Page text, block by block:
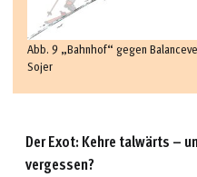
Abb. 9 „Bahnhof“ gegen
Sojer
Der Exot: Kehre talwärts –
vergessen?